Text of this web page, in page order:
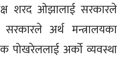
शरद ओझालाई सरकारले
अर्थ मन्त्रालयका
अर्को व्यवस्था